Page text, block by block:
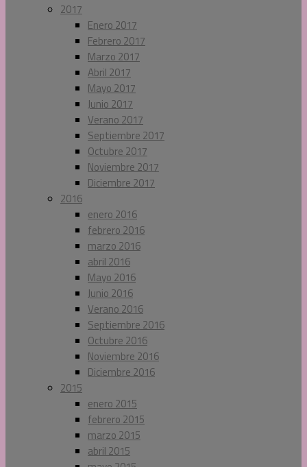
2017
Enero 2017
Febrero 2017
Marzo 2017
Abril 2017
Mayo 2017
Junio 2017
Verano 2017
Septiembre 2017
Octubre 2017
Noviembre 2017
Diciembre 2017
2016
enero 2016
febrero 2016
marzo 2016
abril 2016
Mayo 2016
Junio 2016
Verano 2016
Septiembre 2016
Octubre 2016
Noviembre 2016
Diciembre 2016
2015
enero 2015
febrero 2015
marzo 2015
abril 2015